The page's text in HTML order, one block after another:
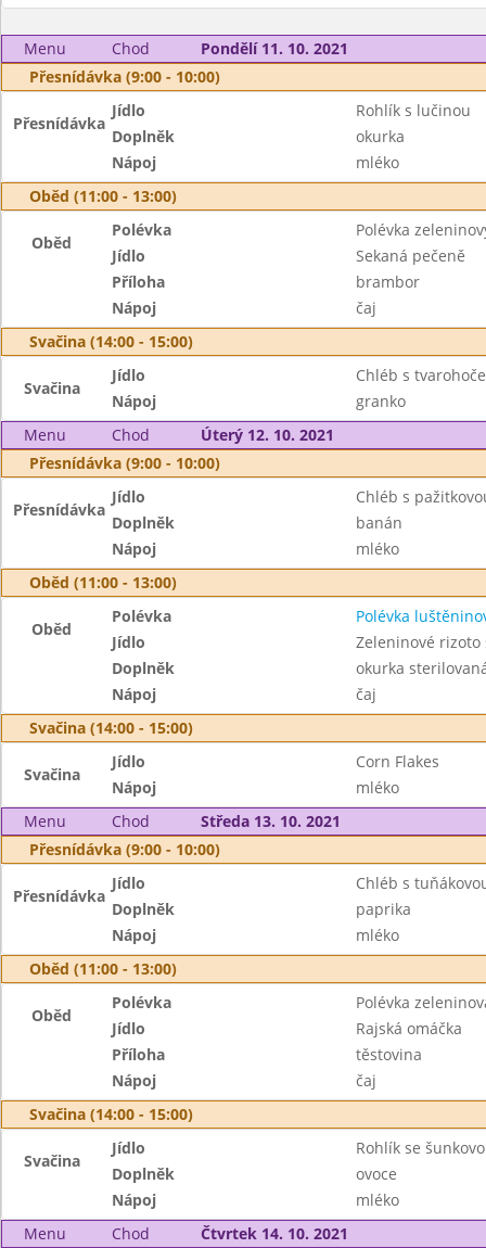
Menu Chod
Pondělí 11. 10. 2021
Přesnídávka (9:00 - 10:00)
Přesnídávka
Jídlo
Rohlík s lučinou
Doplněk
okurka
Nápoj
mléko
Oběd (11:00 - 13:00)
Oběd
Polévka
Polévka
Jídlo
Sekaná pečeně
Příloha
brambor
Nápoj
čaj
Svačina (14:00 - 15:00)
Svačina
Jídlo
Chléb s
Nápoj
granko
Menu
Chod
Úterý 12. 10. 2021
Přesnídávka (9:00 - 10:00)
Přesnídávka
Jídlo
Chléb s
Doplněk
banán
Nápoj
mléko
Oběd (11:00 - 13:00)
Oběd
Polévka
Polévka
Jídlo
Zeleninové
Doplněk
okurka
Nápoj
čaj
Svačina (14:00 - 15:00)
Svačina
Jídlo
Corn Flakes
Nápoj
mléko
Menu
Chod
Středa 13. 10. 2021
Přesnídávka (9:00 - 10:00)
Přesnídávka
Jídlo
Chléb s
Doplněk
paprika
Nápoj
mléko
Oběd (11:00 - 13:00)
Oběd
Polévka
Polévka
Jídlo
Rajská omáčka
Příloha
těstovina
Nápoj
čaj
Svačina (14:00 - 15:00)
Svačina
Jídlo
Rohlík se
Doplněk
ovoce
Nápoj
mléko
Menu
Chod Čtvrtek 14. 10. 2021